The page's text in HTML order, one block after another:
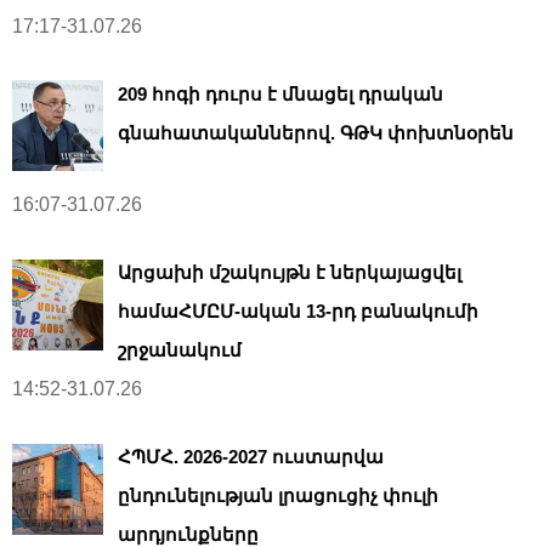
17:17-31.07.26
209 հոգի դուրս է մնացել դրական
գնահատականներով. ԳԹԿ փոխտնօրեն
16:07-31.07.26
Արցախի մշակույթն է ներկայացվել
համաՀՄԸՄ-ական 13-րդ բանակումի
շրջանակում
14:52-31.07.26
ՀՊՄՀ. 2026-2027 ուստարվա
ընդունելության լրացուցիչ փուլի
արդյունքները